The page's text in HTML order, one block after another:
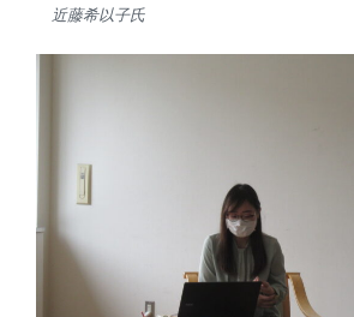
近藤希以子氏